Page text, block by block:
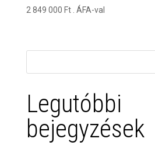
2 849 000 Ft . ÁFA-val
Legutóbbi
bejegyzések